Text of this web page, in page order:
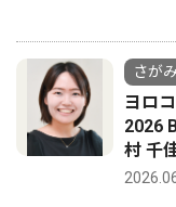
さが
ヨロ
2026
村 千